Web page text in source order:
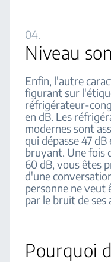
04.
Niveau
Enfin, l'autre
figurant sur
réfrigérateur-
en dB. Les
modernes sont
qui dépasse 47
bruyant. Une fois
60 dB, vous êtes
d'une
personne ne veut
par le bruit de ses
Pourquoi